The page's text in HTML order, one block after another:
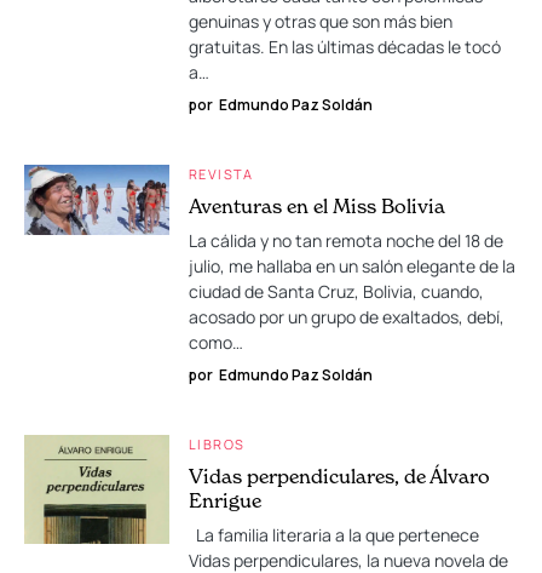
genuinas y otras que son más bien
gratuitas. En las últimas décadas le tocó
a…
por Edmundo Paz Soldán
REVISTA
Aventuras en el Miss Bolivia
La cálida y no tan remota noche del 18 de
julio, me hallaba en un salón elegante de la
ciudad de Santa Cruz, Bolivia, cuando,
acosado por un grupo de exaltados, debí,
como…
por Edmundo Paz Soldán
LIBROS
Vidas perpendiculares, de Álvaro
Enrigue
La familia literaria a la que pertenece
Vidas perpendiculares, la nueva novela de